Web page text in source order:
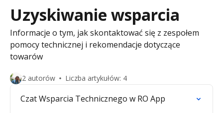
Uzyskiwanie wsparcia
Informacje o tym, jak skontaktować się z zespołem
pomocy technicznej i rekomendacje dotyczące
towarów
2 autorów Liczba artykułów: 4
Czat Wsparcia Technicznego w RO App